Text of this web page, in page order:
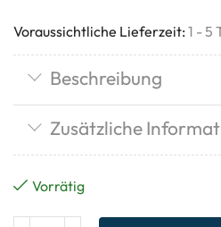
Voraussichtliche Lieferzeit: 1 - 5
Beschreibung
Zusätzliche
Vorrätig